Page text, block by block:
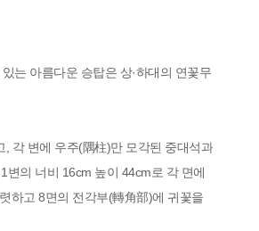
는 아름다운 승탑은 상·하대의 연꽃무
각 변에 우주(隅柱)만 모각된 중대석과
의 너비 16cm 높이 44cm로 각 면에
하고 8면의 전각부(轉角部)에 귀꽃을